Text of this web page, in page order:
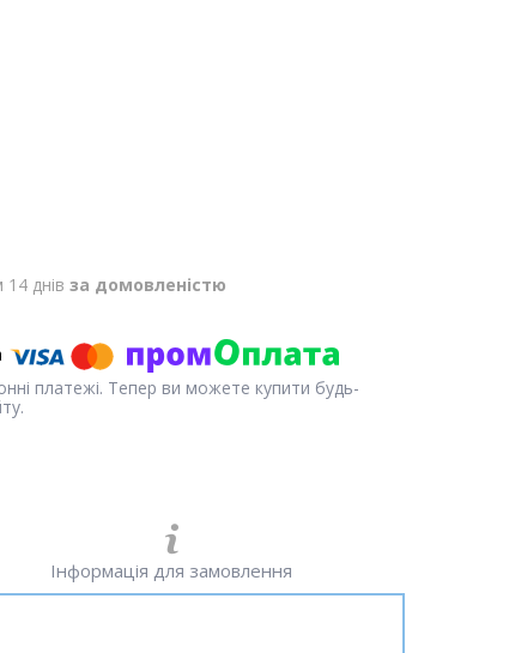
днів за домовленістю
платежі. Тепер ви можете купити будь-
Інформація для замовлення